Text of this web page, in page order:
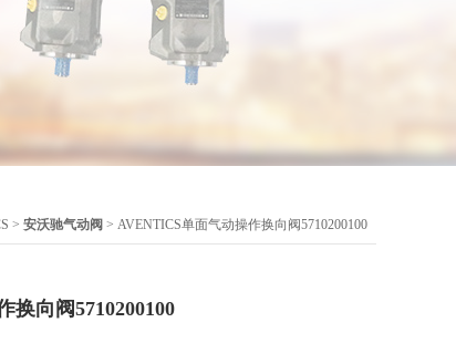
> 安沃驰气动阀 > AVENTICS单面气动操作换向阀5710200100
换向阀5710200100